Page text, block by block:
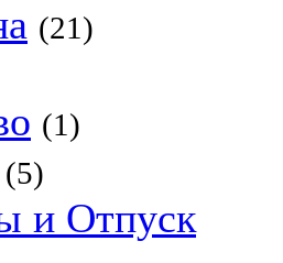
(21)
(1)
(5)
и Отпуск